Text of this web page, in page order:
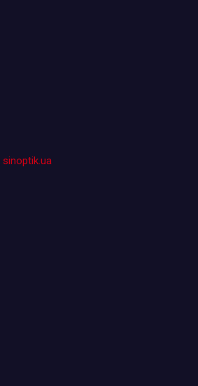
sinoptik.ua